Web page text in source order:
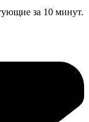
за 10 минут.